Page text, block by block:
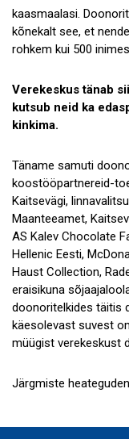
kaasmaalasi.
kõnekalt see, et
rohkem kui 500
Verekeskus tänab
kutsub neid ka
kinkima.
Täname samuti
koostööpartnereid-
Kaitsevägi,
Maanteeamet,
AS Kalev Chocolate
Hellenic Eesti,
Haust Collection,
eraisikuna
doonoritelkides täitis
käesolevast suvest
müügist verekeskust
Järgmiste